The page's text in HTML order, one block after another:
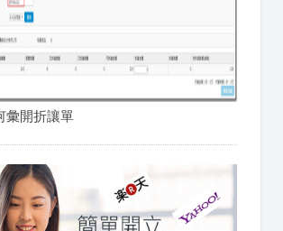
彙開折讓單